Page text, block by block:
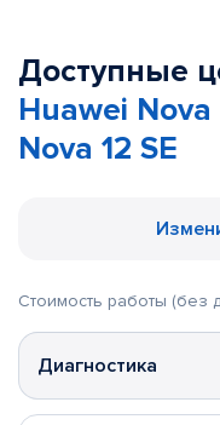
Доступные
Huawei Nova
Nova 12 SE
Стоимость работы (без
Диагностика